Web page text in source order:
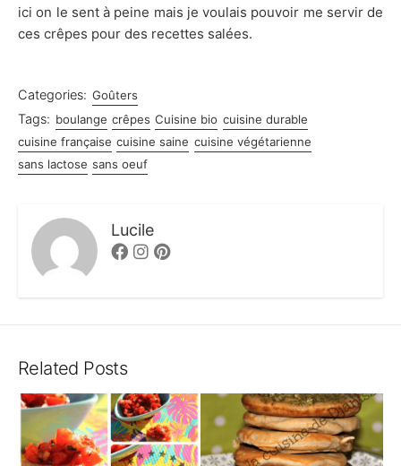
ici on le sent à peine mais je voulais pouvoir me servir de
ces crêpes pour des recettes salées.
Categories: Goûters
Tags: boulange crêpes Cuisine bio cuisine durable
cuisine française cuisine saine cuisine végétarienne
sans lactose sans oeuf
Lucile
FacebookInstagram
Pinterest
Related Posts